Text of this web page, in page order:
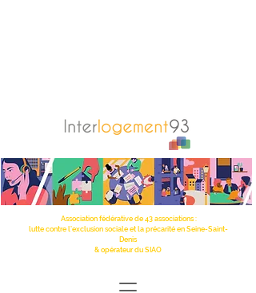
Association fédérative de 43 associations :
lutte contre l’exclusion sociale et la précarité en Seine-Saint-
Denis
& opérateur du SIAO